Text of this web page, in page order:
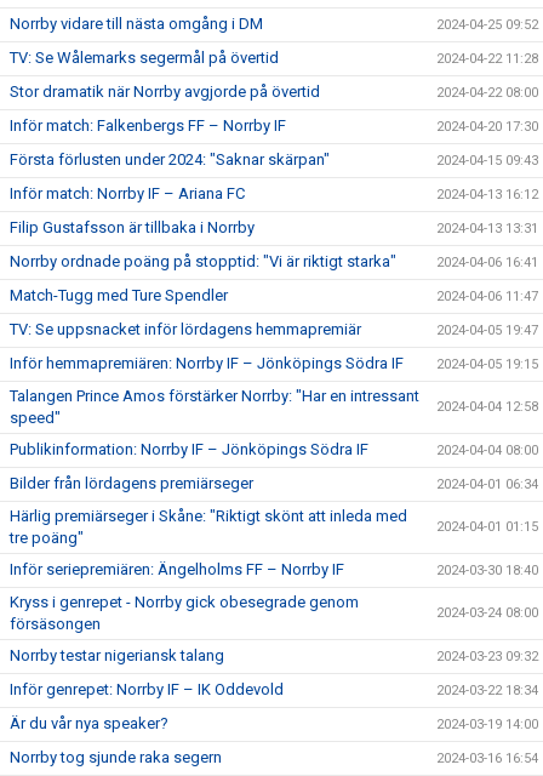
Norrby vidare till nästa omgång i DM 2024-04-25 09:52
TV: Se Wålemarks segermål på övertid 2024-04-22 11:28
Stor dramatik när Norrby avgjorde på övertid 2024-04-22 08:00
Inför match: Falkenbergs FF – Norrby IF 2024-04-20 17:30
Första förlusten under 2024: "Saknar skärpan" 2024-04-15 09:43
Inför match: Norrby IF – Ariana FC 2024-04-13 16:12
Filip Gustafsson är tillbaka i Norrby 2024-04-13 13:31
Norrby ordnade poäng på stopptid: "Vi är riktigt starka" 2024-04-06 16:41
Match-Tugg med Ture Spendler 2024-04-06 11:47
TV: Se uppsnacket inför lördagens hemmapremiär 2024-04-05 19:47
Inför hemmapremiären: Norrby IF – Jönköpings Södra IF 2024-04-05 19:15
Talangen Prince Amos förstärker Norrby: "Har en intressant
speed"
2024-04-04 12:58
Publikinformation: Norrby IF – Jönköpings Södra IF 2024-04-04 08:00
Bilder från lördagens premiärseger 2024-04-01 06:34
Härlig premiärseger i Skåne: "Riktigt skönt att inleda med
tre poäng"
2024-04-01 01:15
Inför seriepremiären: Ängelholms FF – Norrby IF 2024-03-30 18:40
Kryss i genrepet - Norrby gick obesegrade genom
försäsongen
2024-03-24 08:00
Norrby testar nigeriansk talang 2024-03-23 09:32
Inför genrepet: Norrby IF – IK Oddevold 2024-03-22 18:34
Är du vår nya speaker? 2024-03-19 14:00
Norrby tog sjunde raka segern 2024-03-16 16:54